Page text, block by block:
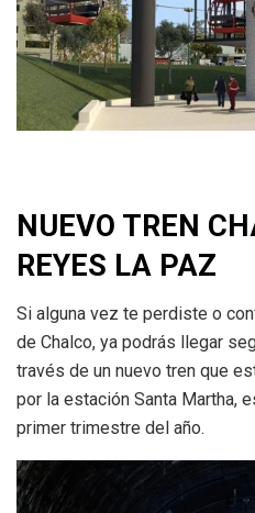
NUEVO TREN
REYES LA PAZ
Si alguna vez te perdiste o
de Chalco, ya podrás llegar
través de un nuevo tren que
por la estación Santa Martha,
primer trimestre del año.